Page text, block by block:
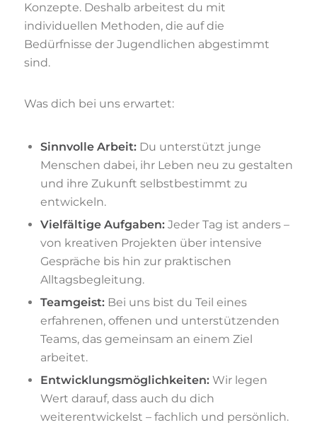
Konzepte. Deshalb arbeitest du mit
individuellen Methoden, die auf die
Bedürfnisse der Jugendlichen abgestimmt
sind.
Was dich bei uns erwartet:
Sinnvolle Arbeit:Du unterstützt junge
Menschen dabei, ihr Leben neu zu gestalten
und ihre Zukunft selbstbestimmt zu
entwickeln.
Vielfältige Aufgaben:Jeder Tag ist anders –
von kreativen Projekten über intensive
Gespräche bis hin zur praktischen
Alltagsbegleitung.
Teamgeist:Bei uns bist du Teil eines
erfahrenen, offenen und unterstützenden
Teams, das gemeinsam an einem Ziel
arbeitet.
Entwicklungsmöglichkeiten:Wir legen
Wert darauf, dass auch du dich
weiterentwickelst – fachlich und persönlich.